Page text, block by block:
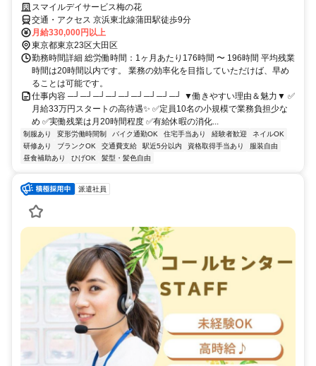
スマイルデイサービス梅の花
交通・アクセス 京浜東北線蒲田駅徒歩9分
月給330,000円以上
東京都東京23区大田区
勤務時間詳細 総労働時間：1ヶ月あたり176時間 〜 196時間 平均残業
時間は20時間以内です。 業務の効率化を目指していただけば、早め
ることは可能です。
仕事内容 ─┘─┘─┘─┘─┘─┘─┘─┘─┘ ▼働きやすい理由＆魅力▼ ✅
月給33万円スタートの高待遇✨ ✅定員10名の小規模で業務負担少な
め ✅実働残業は月20時間程度 ✅有給休暇の消化...
制服あり 変形労働時間制 バイク通勤OK 住宅手当あり 経験者歓迎
ネイルOK
研修あり
ブランクOK 交通費支給 駅近5分以内 資格取得手当あり
服装自由
昼食補助あり
ひげOK 髪型・髪色自由
派遣社員